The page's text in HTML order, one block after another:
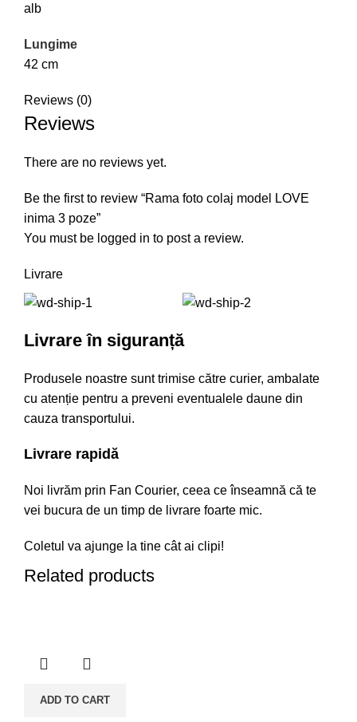
alb
Lungime
42 cm
Reviews (0)
Reviews
There are no reviews yet.
Be the first to review “Rama foto colaj model LOVE
inima 3 poze”
You must be logged in to post a review.
Livrare
Livrare în siguranță
Produsele noastre sunt trimise către curier, ambalate
cu atenție pentru a preveni eventualele daune din
cauza transportului.
Livrare rapidă
Noi livrăm prin Fan Courier, ceea ce înseamnă că te
vei bucura de un timp de livrare foarte mic.
Coletul va ajunge la tine cât ai clipi!
Related products
ADD TO CART